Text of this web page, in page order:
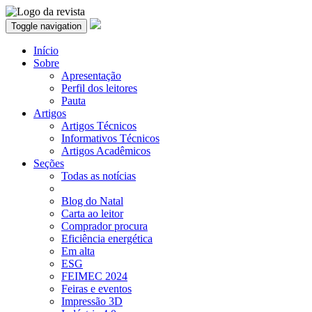
Toggle navigation
Início
Sobre
Apresentação
Perfil dos leitores
Pauta
Artigos
Artigos Técnicos
Informativos Técnicos
Artigos Acadêmicos
Seções
Todas as notícias
Blog do Natal
Carta ao leitor
Comprador procura
Eficiência energética
Em alta
ESG
FEIMEC 2024
Feiras e eventos
Impressão 3D